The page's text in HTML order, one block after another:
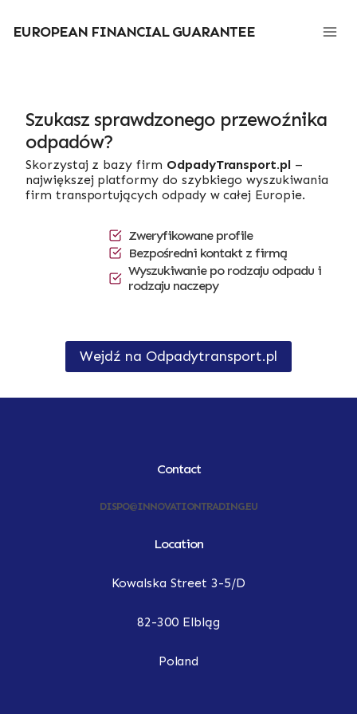
treści
EUROPEAN FINANCIAL GUARANTEE
Szukasz sprawdzonego przewoźnika
odpadów?
Skorzystaj z bazy firm OdpadyTransport.pl–
największej platformy do szybkiego wyszukiwania
firm transportujących odpady w całej Europie.
Zweryfikowane profile
Bezpośredni kontakt z firmą
Wyszukiwanie po rodzaju odpadu i
rodzaju naczepy
Wejdź na Odpadytransport.pl
Contact
DISPO@INNOVATIONTRADING.EU
Location
Kowalska Street 3-5/D
82-300 Elbląg
Poland